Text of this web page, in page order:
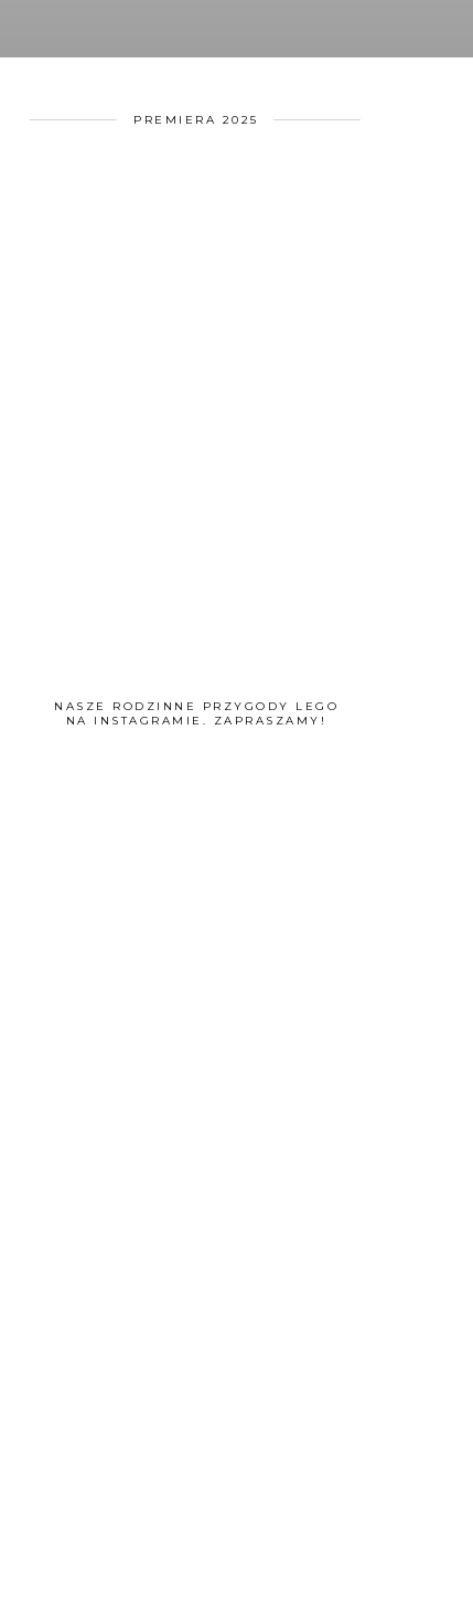
PREMIERA 2025
NASZE RODZINNE PRZYGODY LEGO
NA INSTAGRAMIE. ZAPRASZAMY!